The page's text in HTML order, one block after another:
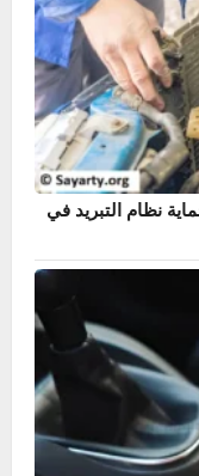
نظام التبريد في